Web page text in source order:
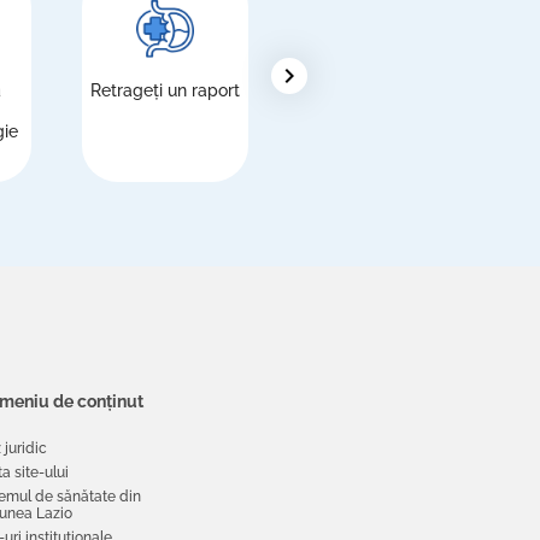
Retrageți un raport chevron_right
de conținut
juridic
site-ului
de sănătate din
Lazio